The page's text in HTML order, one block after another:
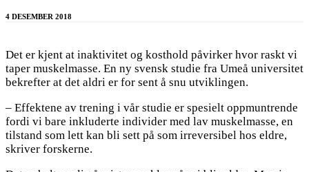
4 DESEMBER 2018
Det er kjent at inaktivitet og kosthold påvirker hvor raskt vi
taper muskelmasse. En ny svensk studie fra Umeå universitet
bekrefter at det aldri er for sent å snu utviklingen.
– Effektene av trening i vår studie er spesielt oppmuntrende
fordi vi bare inkluderte individer med lav muskelmasse, en
tilstand som lett kan bli sett på som irreversibel hos eldre,
skriver forskerne.